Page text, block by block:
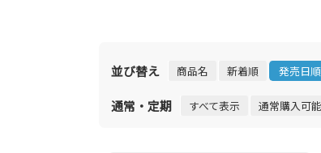
並び替え 商品名 新着順 発売日順
通常・定期 すべて表示 通常購入可能